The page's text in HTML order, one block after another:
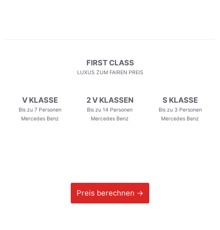
FIRST CLASS
LUXUS ZUM FAIREN PREIS
V KLASSE
Bis zu 7 Personen
Mercedes Benz
2 V KLASSEN
Bis zu 14 Personen
Mercedes Benz
S KLASSE
Bis zu 3 Personen
Mercedes Benz
Preis berechnen →